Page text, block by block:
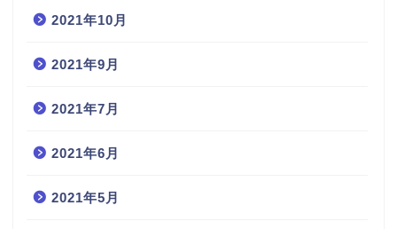
2021年10月
2021年9月
2021年7月
2021年6月
2021年5月